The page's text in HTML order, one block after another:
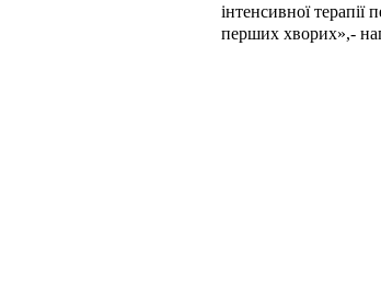
інтенсивної
перших хворих»,-